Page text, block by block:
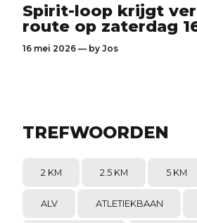
Spirit-loop krijgt
route op zaterdag
16 mei 2026 — by Jos
TREFWOORDEN
2 KM 2.5 KM 5 KM
ALV ATLETIEKBAAN